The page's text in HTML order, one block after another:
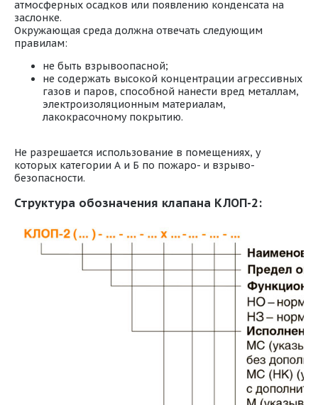
атмосферных осадков или появлению конденсата на
заслонке.
Окружающая среда должна отвечать следующим
правилам:
не быть взрывоопасной;
не содержать высокой концентрации агрессивных
газов и паров, способной нанести вред металлам,
электроизоляционным материалам,
лакокрасочному покрытию.
Не разрешается использование в помещениях, у
которых категории А и Б по пожаро- и взрыво-
безопасности.
Структура обозначения клапана КЛОП-2: